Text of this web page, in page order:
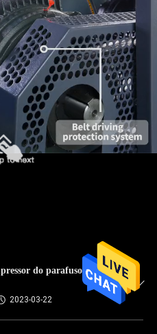
do parafuso de
2023-03-22